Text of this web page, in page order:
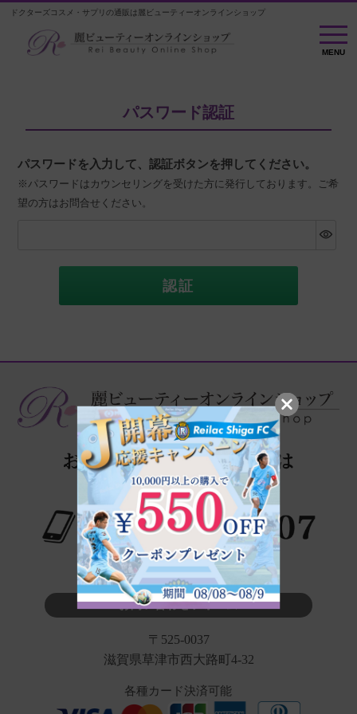
ドクターズコスメ・サプリの通販は麗ビューティーオンラインショップ
MENU
MENU
パスワード認証
パスワードを入力して、認証ボタンを押してください。
※パスワードはカウンセリングを受けた方に発行しております。ご希
望の方はお問合せください。
認証
※タップでお電話が繋がります
お問い合わせフォーム
〒525-0037
滋賀県草津市西大路町4-32
各種カード決済可能